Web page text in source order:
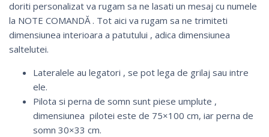
doriti personalizat va rugam sa ne lasati un mesaj cu numele
la NOTE COMANDĂ . Tot aici va rugam sa ne trimiteti
dimensiunea interioara a patutului , adica dimensiunea
saltelutei.
Lateralele au legatori , se pot lega de grilaj sau intre
ele.
Pilota si perna de somn sunt piese umplute ,
dimensiunea pilotei este de 75×100 cm, iar perna de
somn 30×33 cm.